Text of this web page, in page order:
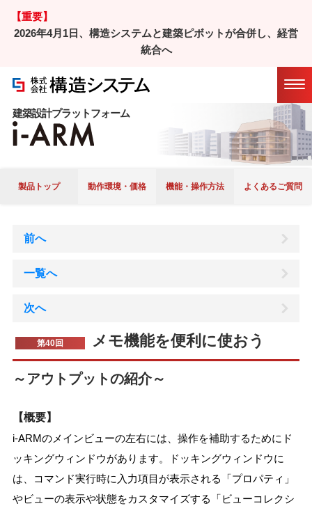
【重要】
2026年4月1日、構造システムと建築ピボットが合併し、経営
統合へ
建築設計プラットフォーム
製品トップ 動作環境・価格 機能・操作方法 よくあるご質問
前へ
一覧へ
次へ
第40回 メモ機能を便利に使おう
～アウトプットの紹介～
【概要】
i-ARMのメインビューの左右には、操作を補助するためにド
ッキングウィンドウがあります。ドッキングウィンドウに
は、コマンド実行時に入力項目が表示される「プロパティ」
やビューの表示や状態をカスタマイズする「ビューコレクシ